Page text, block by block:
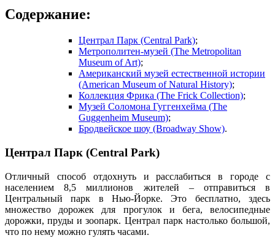
Содержание:
Централ Парк (Central Park);
Метрополитен-музей (The Metropolitan
Museum of Art);
Американский музей естественной истории
(American Museum of Natural History);
Коллекция Фрика (The Frick Collection);
Музей Соломона Гуггенхейма (The
Guggenheim Museum);
Бродвейское шоу (Broadway Show).
Централ Парк (Central Park)
Отличный способ отдохнуть и расслабиться в городе с
населением 8,5 миллионов жителей – отправиться в
Центральный парк в Нью-Йорке. Это бесплатно, здесь
множество дорожек для прогулок и бега, велосипедные
дорожки, пруды и зоопарк. Централ парк настолько большой,
что по нему можно гулять часами.